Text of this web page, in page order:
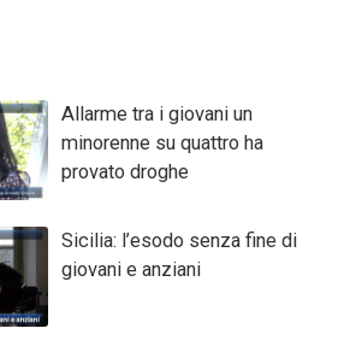
Allarme tra i giovani un
minorenne su quattro ha
provato droghe
Sicilia: l’esodo senza fine di
giovani e anziani